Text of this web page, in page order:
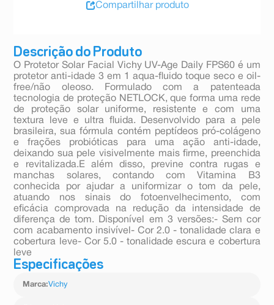
Descrição do Produto
O Protetor Solar Facial Vichy UV-Age Daily FPS60 é um
protetor anti-idade 3 em 1 aqua-fluido toque seco e oil-
free/não oleoso. Formulado com a patenteada
tecnologia de proteção NETLOCK, que forma uma rede
de proteção solar uniforme, resistente e com uma
textura leve e ultra fluida. Desenvolvido para a pele
brasileira, sua fórmula contém peptídeos pró-colágeno
e frações probióticas para uma ação anti-idade,
deixando sua pele visivelmente mais firme, preenchida
e revitalizada.E além disso, previne contra rugas e
manchas solares, contando com Vitamina B3
conhecida por ajudar a uniformizar o tom da pele,
atuando nos sinais do fotoenvelhecimento, com
eficácia comprovada na redução da intensidade de
diferença de tom. Disponível em 3 versões:- Sem cor
com acabamento insivível- Cor 2.0 - tonalidade clara e
cobertura leve- Cor 5.0 - tonalidade escura e cobertura
leve
Especificações
Marca:Vichy
Compartilhar produto